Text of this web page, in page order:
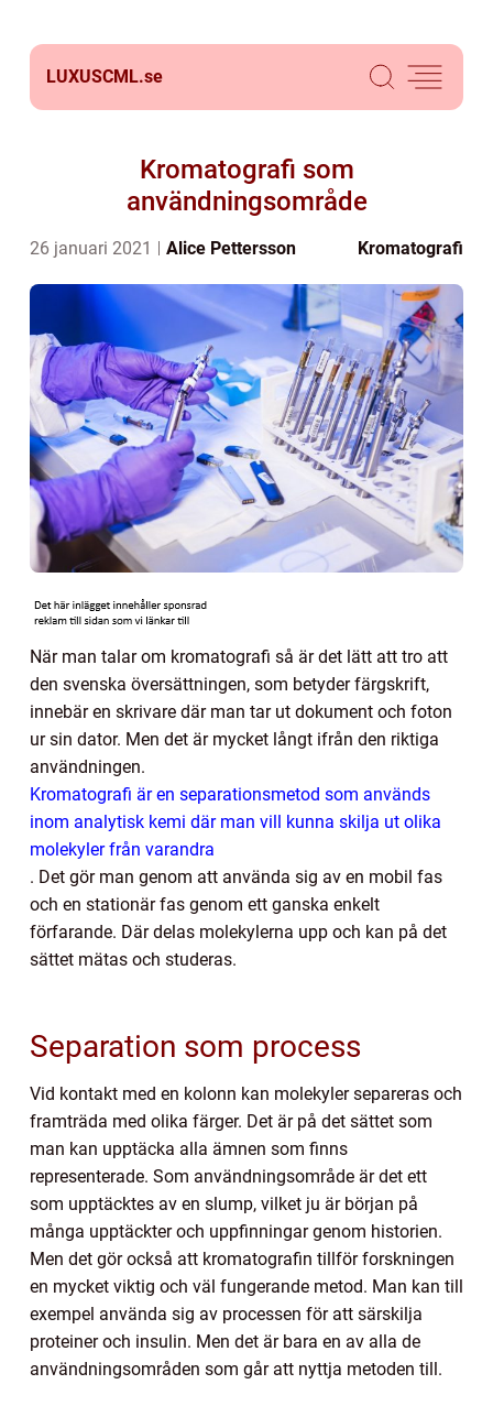
LUXUSCML.se
Kromatografi som
användningsområde
26 januari 2021 Alice Pettersson Kromatografi
När man talar om kromatografi så är det lätt att tro att
den svenska översättningen, som betyder färgskrift,
innebär en skrivare där man tar ut dokument och foton
ur sin dator. Men det är mycket långt ifrån den riktiga
användningen.
Kromatografi är en separationsmetod som används
inom analytisk kemi där man vill kunna skilja ut olika
molekyler från varandra
. Det gör man genom att använda sig av en mobil fas
och en stationär fas genom ett ganska enkelt
förfarande. Där delas molekylerna upp och kan på det
sättet mätas och studeras.
Separation som process
Vid kontakt med en kolonn kan molekyler separeras och
framträda med olika färger. Det är på det sättet som
man kan upptäcka alla ämnen som finns
representerade. Som användningsområde är det ett
som upptäcktes av en slump, vilket ju är början på
många upptäckter och uppfinningar genom historien.
Men det gör också att kromatografin tillför forskningen
en mycket viktig och väl fungerande metod. Man kan till
exempel använda sig av processen för att särskilja
proteiner och insulin. Men det är bara en av alla de
användningsområden som går att nyttja metoden till.